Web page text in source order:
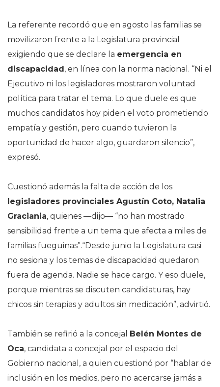
La referente recordó que en agosto las familias se
movilizaron frente a la Legislatura provincial
exigiendo que se declare la emergencia en
discapacidad, en línea con la norma nacional. “Ni el
Ejecutivo ni los legisladores mostraron voluntad
política para tratar el tema. Lo que duele es que
muchos candidatos hoy piden el voto prometiendo
empatía y gestión, pero cuando tuvieron la
oportunidad de hacer algo, guardaron silencio”,
expresó.
Cuestionó además la falta de acción de los
legisladores provinciales Agustín Coto, Natalia
Graciania, quienes —dijo— “no han mostrado
sensibilidad frente a un tema que afecta a miles de
familias fueguinas”.“Desde junio la Legislatura casi
no sesiona y los temas de discapacidad quedaron
fuera de agenda. Nadie se hace cargo. Y eso duele,
porque mientras se discuten candidaturas, hay
chicos sin terapias y adultos sin medicación”, advirtió.
También se refirió a la concejal Belén Montes de
Oca, candidata a concejal por el espacio del
Gobierno nacional, a quien cuestionó por “hablar de
inclusión en los medios, pero no acercarse jamás a